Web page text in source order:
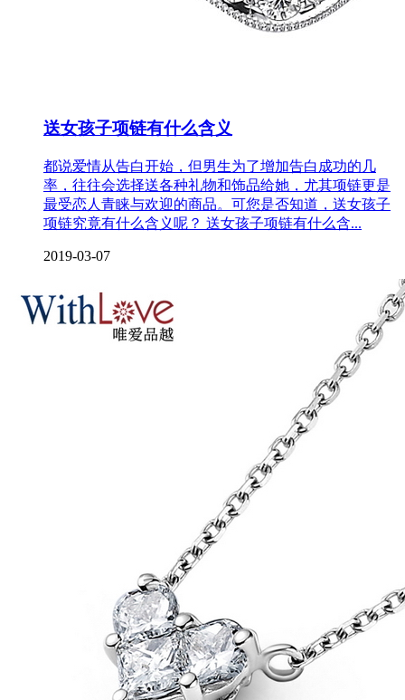
送女孩子项链有什么含义
都说爱情从告白开始，但男生为了增加告白成功的几
率，往往会选择送各种礼物和饰品给她，尤其项链更是
最受恋人青睐与欢迎的商品。可您是否知道，送女孩子
项链究竟有什么含义呢？ 送女孩子项链有什么含...
2019-03-07